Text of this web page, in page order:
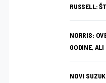
RUSSELL:
NORRIS:
GODINE,
NOVI